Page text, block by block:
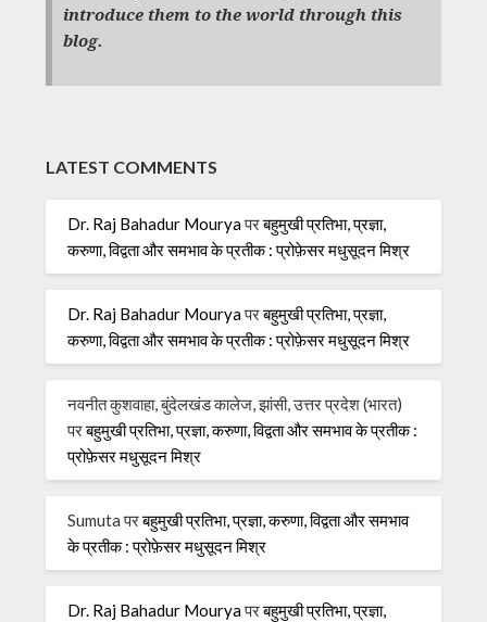
introduce them to the world through this
blog.
LATEST COMMENTS
Dr. Raj Bahadur Mouryaपरबहुमुखी प्रतिभा, प्रज्ञा,
करुणा, विद्वता और समभाव के प्रतीक : प्रोफ़ेसर मधुसूदन मिश्र
Dr. Raj Bahadur Mouryaपरबहुमुखी प्रतिभा, प्रज्ञा,
करुणा, विद्वता और समभाव के प्रतीक : प्रोफ़ेसर मधुसूदन मिश्र
नवनीत कुशवाहा, बुंदेलखंड कालेज, झांसी, उत्तर प्रदेश (भारत)
परबहुमुखी प्रतिभा, प्रज्ञा, करुणा, विद्वता और समभाव के प्रतीक :
प्रोफ़ेसर मधुसूदन मिश्र
Sumutaपरबहुमुखी प्रतिभा, प्रज्ञा, करुणा, विद्वता और समभाव
के प्रतीक : प्रोफ़ेसर मधुसूदन मिश्र
Dr. Raj Bahadur Mouryaपरबहुमुखी प्रतिभा, प्रज्ञा,